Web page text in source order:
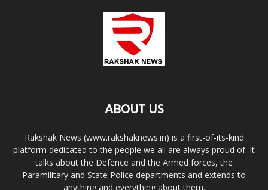
ABOUT US
Rakshak News (www.rakshaknews.in) is a first-of-its-kind
platform dedicated to the people we all are always proud of. It
talks about the Defence and the Armed forces, the
Paramilitary and State Police departments and extends to
anything and everything about them.